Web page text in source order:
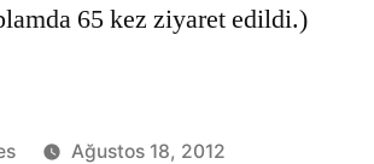
65 kez ziyaret edildi.)
Ağustos 18, 2012